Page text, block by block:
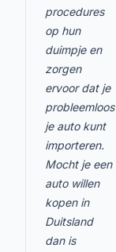
procedures
op hun
duimpje en
zorgen
ervoor dat je
probleemloos
je auto kunt
importeren.
Mocht je een
auto willen
kopen in
Duitsland
dan is